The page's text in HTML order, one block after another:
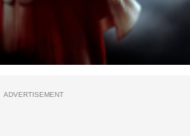
ADVERTISEMENT